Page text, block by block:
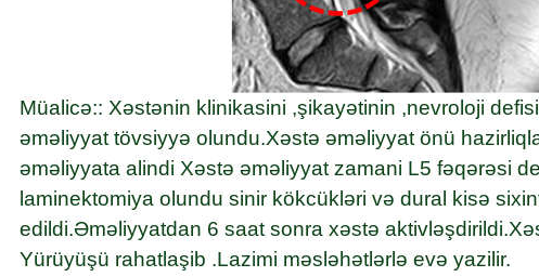
Müalicə:: Xəstənin klinikasini ,şikayətinin ,nevroloji
əməliyyat tövsiyyə olundu.Xəstə əməliyyat önü
əməliyyata alindi Xəstə əməliyyat zamani L5 fəqərəsi
laminektomiya olundu sinir kökcükləri və dural kisə
edildi.Əməliyyatdan 6 saat sonra xəstə
Yürüyüşü rahatlaşib .Lazimi məsləhətlərlə evə yazilir.